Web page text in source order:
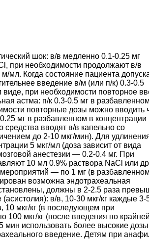
шок: в/в медленно 0.1-0.25 мг
при необходимости продолжают в/в
мл. Когда состояние пациента
введение в/м (или п/к) 0.3-0.5
при необходимости повторное
астма: п/к 0.3-0.5 мг в разбавленном
повторные дозы можно вводить
мг в разбавленном в концентрации
вводят в/в капельно со
до 2-10 мкг/мин). Для
5 мкг/мл (доза зависит от вида
анестезии — 0.2-0.4 мг. При
10 мл 0.9% раствора NaCl или
— по 1 мг (в
возможна эндотрахеальная
должны в 2-2.5 раза
в/в, 10-30 мкг/кг каждые 3-
10 мкг/кг (в последующем при
100 мкг/кг (после введения по крайней
мин использовать более высокие
введение. Детям при